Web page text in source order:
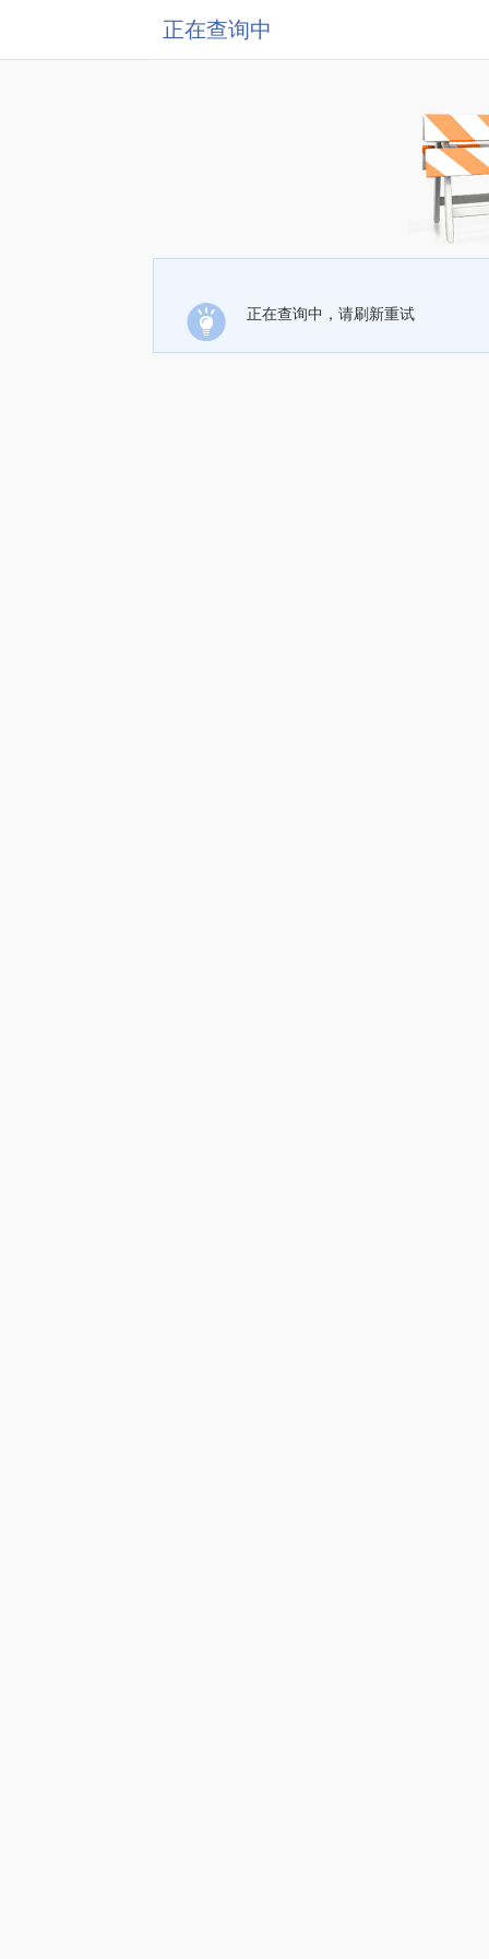
正在查询中
正在查询中，请刷新重试